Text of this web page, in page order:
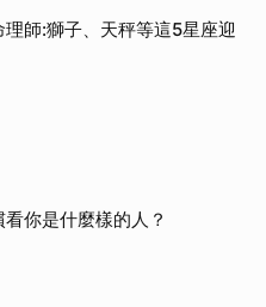
師:獅子、天秤等這5星座迎
你是什麼樣的人？